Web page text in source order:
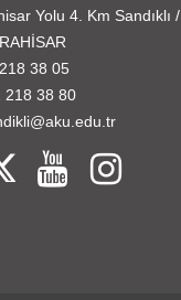
Yolu 4. Km Sandıklı /
38 05
218 38 80